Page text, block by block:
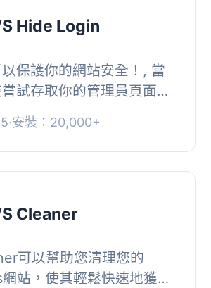
Hide Login
保護你的網站安全！, 當
試存取你的管理員頁面
從登入頁面選擇自己的連
網...
·安裝：20,000+
Cleaner
可以幫助您清理您的
站，使其輕鬆快速地獲得